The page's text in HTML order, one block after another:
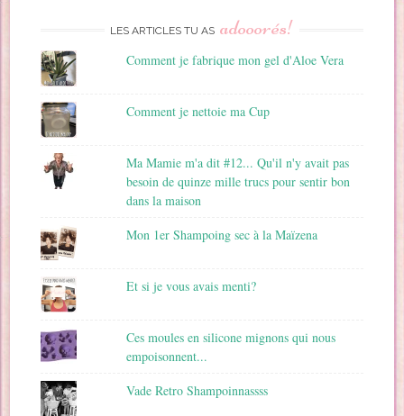
LES ARTICLES TU AS adooorés!
Comment je fabrique mon gel d'Aloe Vera
Comment je nettoie ma Cup
Ma Mamie m'a dit #12... Qu'il n'y avait pas
besoin de quinze mille trucs pour sentir bon
dans la maison
Mon 1er Shampoing sec à la Maïzena
Et si je vous avais menti?
Ces moules en silicone mignons qui nous
empoisonnent...
Vade Retro Shampoinnassss